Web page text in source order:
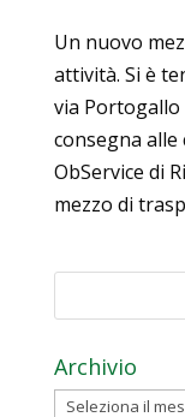
Un nuovo
attività. Si è
via Portogallo
consegna
ObService di
mezzo di
Archivio
Archivio